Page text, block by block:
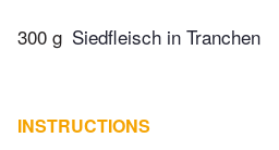
300 g Siedfleisch in Tranchen
INSTRUCTIONS